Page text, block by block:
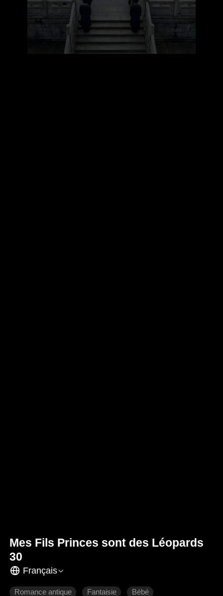
Mes Fils Princes sont des Léopards
30
Français
Romance antique Fantaisie Bébé